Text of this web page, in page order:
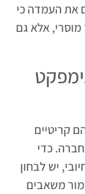
את העמדה כי
אלא גם
קריטיים
כדי
יש לבחון
משאבים